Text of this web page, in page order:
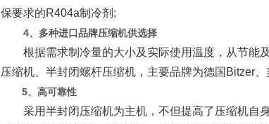
保要求的R404a制冷剂;
4、多种进口品牌压缩机供选择
根据需求制冷量的大小及实际使用温度，从节能
压缩机、半封闭螺杆压缩机，主要品牌为德国Bitzer
5、高可靠性
采用半封闭压缩机为主机，不但提高了压缩机自身